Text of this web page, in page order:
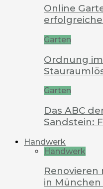
Online
Garten
Ordnung
Garten
Das ABC
Sandstein:
Handwerk
Handwerk
Renovieren
in